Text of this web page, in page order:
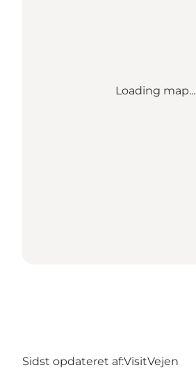
Loading map...
Sidst opdateret af:VisitVejen